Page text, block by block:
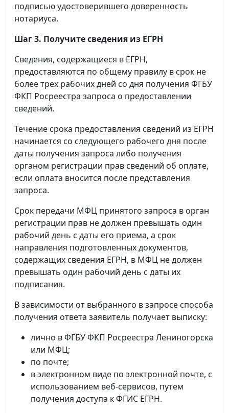
подписью удостоверившего доверенность
нотариуса.
Шаг 3. Получите сведения из ЕГРН
Сведения, содержащиеся в ЕГРН,
предоставляются по общему правилу в срок не
более трех рабочих дней со дня получения ФГБУ
ФКП Росреестра запроса о предоставлении
сведений.
Течение срока предоставления сведений из ЕГРН
начинается со следующего рабочего дня после
даты получения запроса либо получения
органом регистрации прав сведений об оплате,
если оплата вносится после представления
запроса.
Срок передачи МФЦ принятого запроса в орган
регистрации прав не должен превышать один
рабочий день с даты его приема, а срок
направления подготовленных документов,
содержащих сведения ЕГРН, в МФЦ не должен
превышать один рабочий день с даты их
подписания.
В зависимости от выбранного в запросе способа
получения ответа заявитель получает выписку:
лично в ФГБУ ФКП Росреестра Лениногорска
или МФЦ;
по почте;
в электронном виде по электронной почте, с
использованием веб-сервисов, путем
получения доступа к ФГИС ЕГРН.